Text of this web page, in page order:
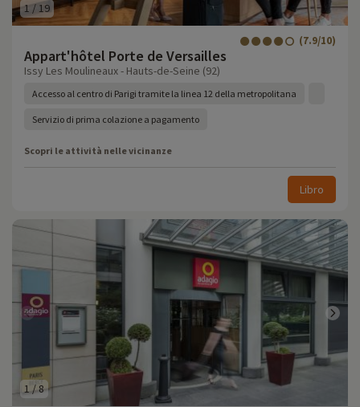
1/ 19
Appart'hôtel Porte de Versailles
(7.9/10)
Issy Les Moulineaux - Hauts-de-Seine (92)
Accesso al centro di Parigi tramite la linea 12 della metropolitana
Servizio di prima colazione a pagamento
Scopri le attività nelle vicinanze
Libro
1 /8